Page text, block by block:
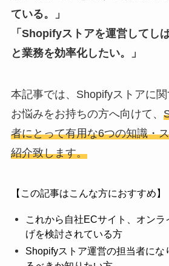
ている。」
「Shopifyストアを運営してし
と業務を効率化したい。」
本記事では、Shopifyストアに
お悩みをお持ちの方へ向けて、
者にとって有用な6つの知識・
紹介致します。
【この記事はこんな方におすすめ】
これから自社ECサイト、オンラ
げを検討されている方
Shopifyストア運営の担当者にな